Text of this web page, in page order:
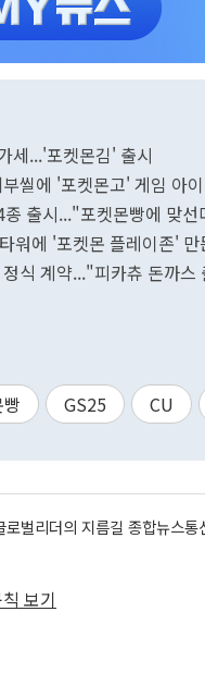
세...'포켓몬김' 출시
씰에 '포켓몬고' 게임 아
출시..."포켓몬빵에 맞선
워에 '포켓몬 플레이존' 만
식 계약..."피카츄 돈까스
GS25 CU
로벌리더의 지름길 종합뉴스
보기